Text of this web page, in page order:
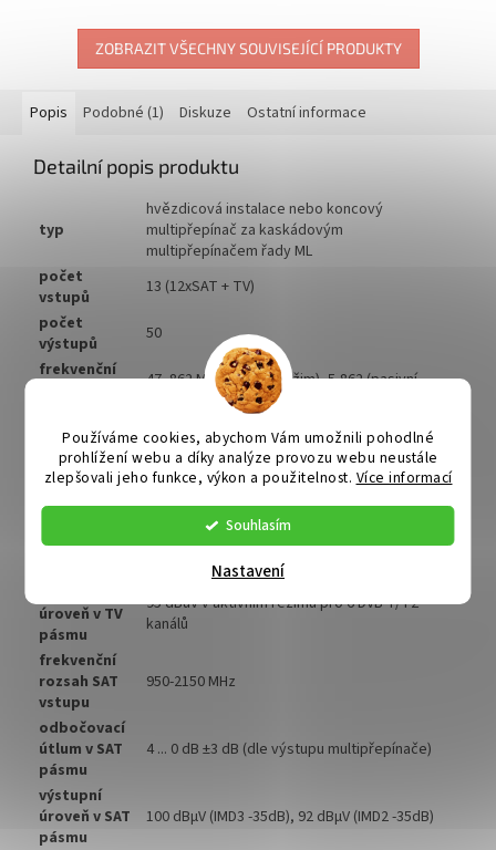
Používáme cookies, abychom Vám umožnili pohodlné
prohlížení webu a díky analýze provozu webu neustále
zlepšovali jeho funkce, výkon a použitelnost. Více informací
Souhlasím
Nastavení
1.2 "Goto...
ZOBRAZIT VŠECHNY SOUVISEJÍCÍ PRODUKTY
Popis Podobné (1) Diskuze Ostatní informace
Detailní popis produktu
typ
hvězdicová instalace nebo koncový
multipřepínač za kaskádovým
multipřepínačem řady ML
počet
vstupů
13 (12xSAT + TV)
počet
výstupů
50
frekvenční
47- 862 MHz (aktivní režim), 5-862 (pasivní
odbočovací
útlum v TV
pásmu
aktivní režim 8 ... 0 dB (47-860 MHz), 6 ... 1 dB
(470-694 MHz), pasivní režim 34 ... 22 dB,
tolerance max.6 dB (dle výstupu
úroveň v TV
aktivní režim 95 dBµV (DIN 45004B), pasivní
úroveň v TV
pásmu
95 dBuV v aktivním režimu pro 6 DVB-T/T2
kanálů
frekvenční
rozsah SAT
vstupu
950-2150 MHz
odbočovací
útlum v SAT
pásmu
4 ... 0 dB ±3 dB (dle výstupu multipřepínače)
výstupní
úroveň v SAT
pásmu
100 dBµV (IMD3 -35dB), 92 dBµV (IMD2 -35dB)